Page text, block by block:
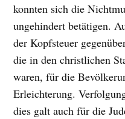
konnten sich die
ungehindert betätigen.
der Kopfsteuer
die in den christlichen
waren, für die
Erleichterung.
dies galt auch für die